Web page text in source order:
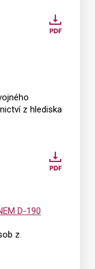
z hlediska
D-190
z